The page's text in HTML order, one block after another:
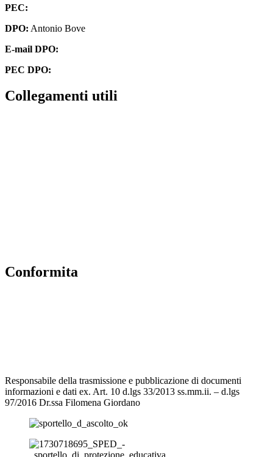
PEC:
DPO: Antonio Bove
E-mail DPO:
PEC DPO:
Collegamenti utili
Conformita
Responsabile della trasmissione e pubblicazione di documenti
informazioni e dati ex. Art. 10 d.lgs 33/2013 ss.mm.ii. – d.lgs
97/2016 Dr.ssa Filomena Giordano